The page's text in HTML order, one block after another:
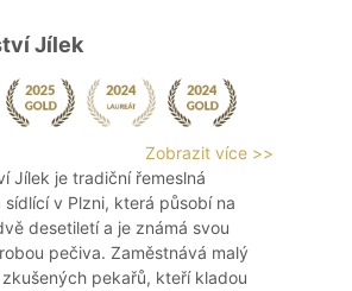
Jílek
Zobrazit více >>
Jílek je tradiční řemeslná
sídlící v Plzni, která působí na
desetiletí a je známá svou
pečiva. Zaměstnává malý
pekařů, kteří kladou